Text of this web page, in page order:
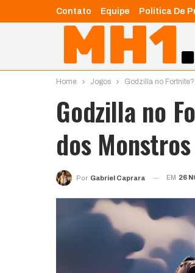
Contato Equipe Política De
Home Jogos Godzilla no
Godzilla no
dos
Por Gabriel Caprara EM 26